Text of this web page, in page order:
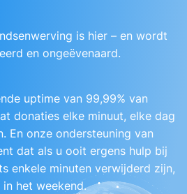
is hier – en wordt
en ongeëvenaard.
uptime van 99,99% van
donaties elke minuut, elke dag
En onze ondersteuning van
dat als u ooit ergens hulp bij
enkele minuten verwijderd zijn,
in het weekend.